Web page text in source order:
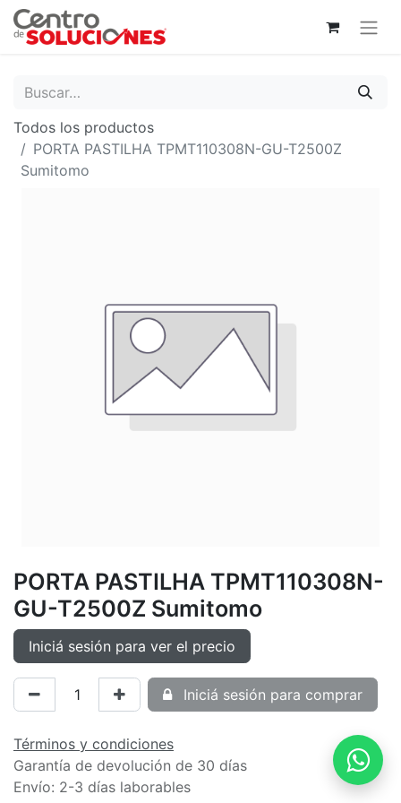
Todos los productos
PORTA PASTILHA TPMT110308N-GU-T2500Z
Sumitomo
PORTA PASTILHA TPMT110308N-
GU-T2500Z Sumitomo
Iniciá sesión para ver el precio
Iniciá sesión para comprar
Términos y condiciones
Garantía de devolución de 30 días
Envío: 2-3 días laborables